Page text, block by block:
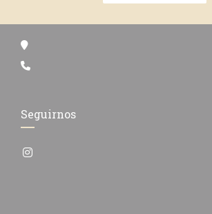
Seguirnos
Instagram ((abre en una nueva